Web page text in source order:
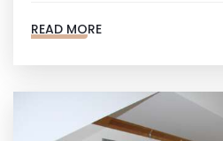
READ MORE